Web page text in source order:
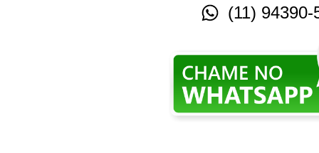
(11) 94390-